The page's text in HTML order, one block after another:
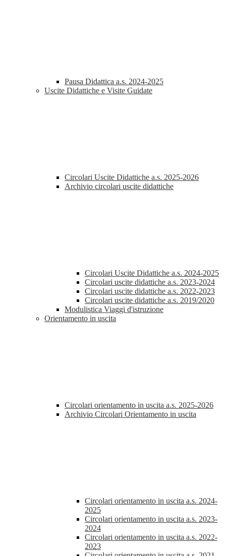
Pausa Didattica a.s. 2024-2025
Uscite Didattiche e Visite Guidate
Circolari Uscite Didattiche a.s. 2025-2026
Archivio circolari uscite didattiche
Circolari Uscite Didattiche a.s. 2024-2025
Circolari uscite didattiche a.s. 2023-2024
Circolari uscite didattiche a.s. 2022-2023
Circolari uscite didattiche a.s. 2019/2020
Modulistica Viaggi d'istruzione
Orientamento in uscita
Circolari orientamento in uscita a.s. 2025-2026
Archivio Circolari Orientamento in uscita
Circolari orientamento in uscita a.s. 2024-
2025
Circolari orientamento in uscita a.s. 2023-
2024
Circolari orientamento in uscita a.s. 2022-
2023